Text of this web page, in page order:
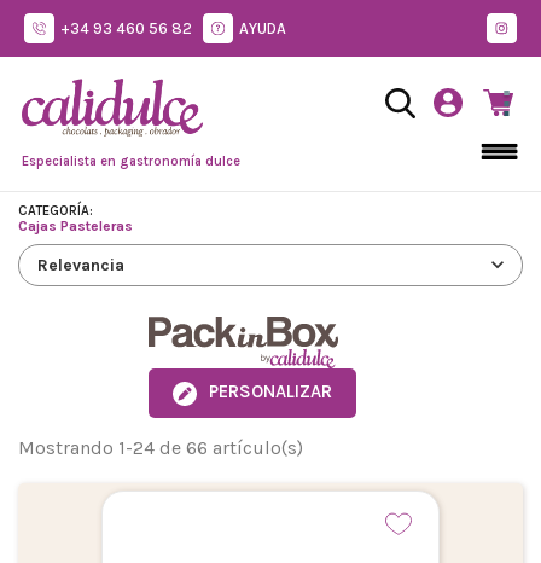
+34 93 460 56 82 AYUDA
Especialista en gastronomía dulce
CATEGORÍA:
Cajas Pasteleras
Relevancia expand_more
PERSONALIZAR
Mostrando 1-24 de 66 artículo(s)